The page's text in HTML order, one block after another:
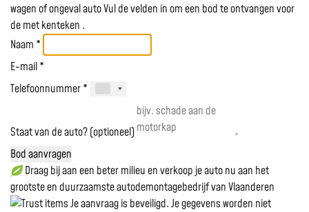
wagen of ongeval autoVul de velden in om een bod te ontvangen voor
demet kenteken .
Naam *
E-mail *
Telefoonnummer *
Staat van de auto? (optioneel)
Bod aanvragen
Draag bij aan een beter milieu en verkoop je auto nu aan het
grootste en duurzaamste autodemontagebedrijf van Vlaanderen
Je aanvraag is beveiligd. Je gegevens worden niet